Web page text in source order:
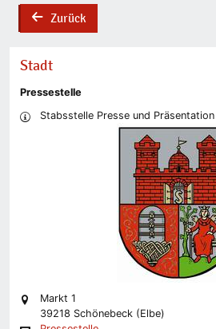
backZurück
Stadt
Pressestelle
Stabsstelle Presse und Präsentation
Markt 1
39218 Schönebeck (Elbe)